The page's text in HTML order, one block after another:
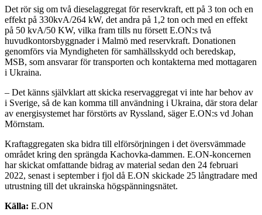
Det rör sig om två dieselaggregat för reservkraft, ett på 3 ton och en
effekt på 330kvA/264 kW, det andra på 1,2 ton och med en effekt
på 50 kvA/50 KW, vilka fram tills nu försett E.ON:s två
huvudkontorsbyggnader i Malmö med reservkraft. Donationen
genomförs via Myndigheten för samhällsskydd och beredskap,
MSB, som ansvarar för transporten och kontakterna med mottagaren
i Ukraina.
– Det känns självklart att skicka reservaggregat vi inte har behov av
i Sverige, så de kan komma till användning i Ukraina, där stora delar
av energisystemet har förstörts av Ryssland, säger E.ON:s vd Johan
Mörnstam.
Kraftaggregaten ska bidra till elförsörjningen i det översvämmade
området kring den sprängda Kachovka-dammen. E.ON-koncernen
har skickat omfattande bidrag av material sedan den 24 februari
2022, senast i september i fjol då E.ON skickade 25 långtradare med
utrustning till det ukrainska högspänningsnätet.
Källa: E.ON